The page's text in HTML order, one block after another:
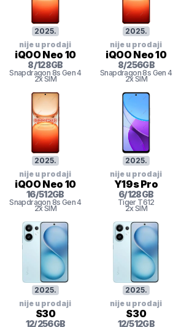
2025.
nije u prodaji
iQOO Neo 10
8/128GB
Snapdragon 8s Gen 4
2x SIM
2025.
nije u prodaji
iQOO Neo 10
8/256GB
Snapdragon 8s Gen 4
2x SIM
2025.
nije u prodaji
iQOO Neo 10
16/512GB
Snapdragon 8s Gen 4
2x SIM
2025.
nije u prodaji
Y19s Pro
6/128GB
Tiger T612
2x SIM
2025.
nije u prodaji
S30
12/256GB
2025.
nije u prodaji
S30
12/512GB